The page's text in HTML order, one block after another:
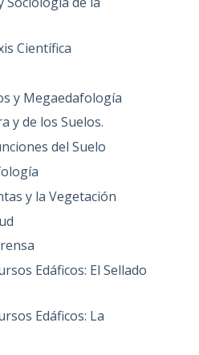
Científica
y Megaedafología
y de los Suelos.
del Suelo
y la Vegetación
Edáficos: El Sellado
Edáficos: La